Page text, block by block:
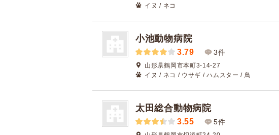
イヌ / ネコ
小池動物病院
3.79 3件
山形県鶴岡市本町3-14-27
イヌ / ネコ / ウサギ / ハムスター / 鳥
太田総合動物病院
3.55 5件